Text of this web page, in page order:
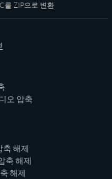
를 ZIP으로 변환
오 압축
축 해제
축 해제
해제